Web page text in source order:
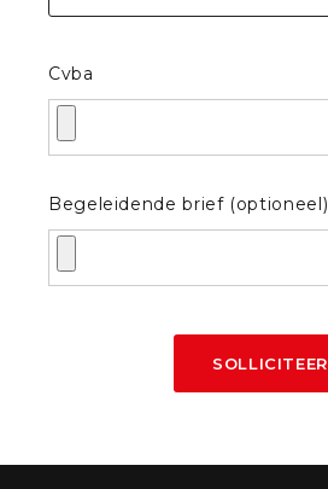
Cvba
Begeleidende brief (optioneel)
SOLLICITEER